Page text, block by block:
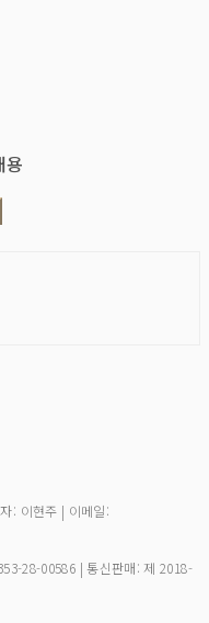
용
: 이현주 | 이메일:
28-00586 | 통신판매:제 2018-